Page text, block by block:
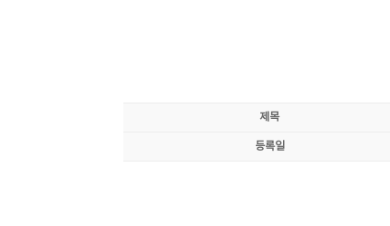
제목
등록일